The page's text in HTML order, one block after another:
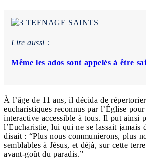
Lire aussi :
Même les ados sont appelés à être
À l’âge de 11 ans, il décida de
eucharistiques reconnus par l’Église
interactive accessible à tous. Il put ainsi
l’Eucharistie, lui qui ne se lassait jamais
disait : “Plus nous communierons, plus
semblables à Jésus, et déjà, sur cette
avant-goût du paradis.”